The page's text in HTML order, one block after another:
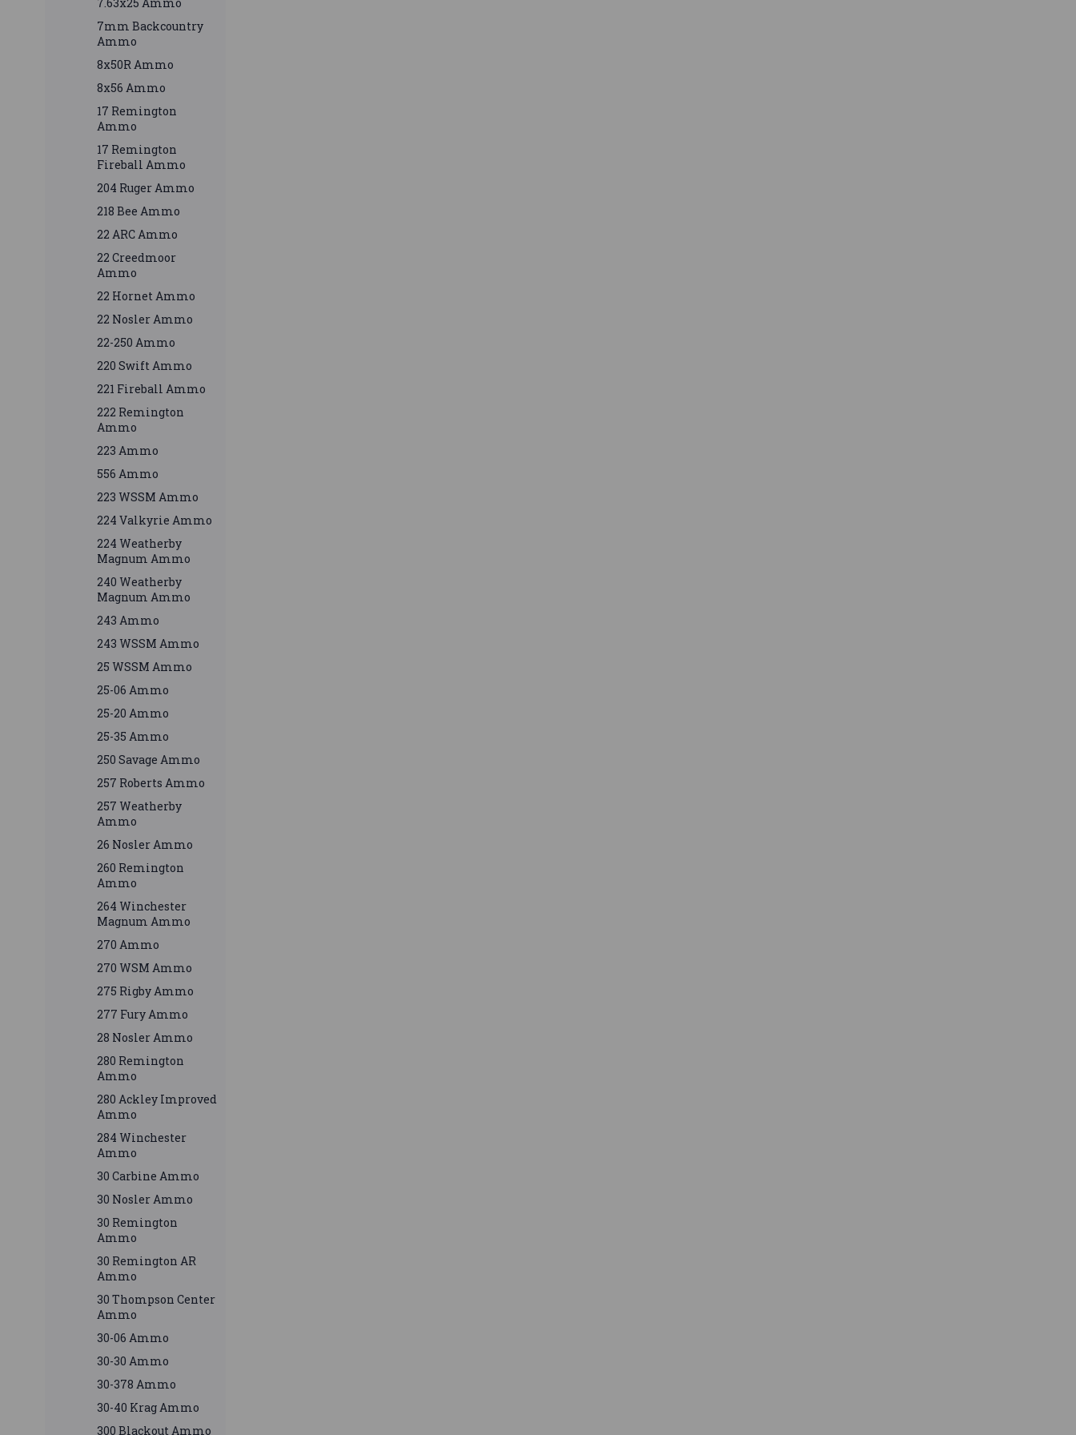
7.63x25 Ammo
7mm Backcountry
Ammo
8x50R Ammo
8x56 Ammo
17 Remington
Ammo
17 Remington
Fireball Ammo
204 Ruger Ammo
218 Bee Ammo
22 ARC Ammo
22 Creedmoor
Ammo
22 Hornet Ammo
22 Nosler Ammo
22-250 Ammo
220 Swift Ammo
221 Fireball Ammo
222 Remington
Ammo
223 Ammo
556 Ammo
223 WSSM Ammo
224 Valkyrie Ammo
224 Weatherby
Magnum Ammo
240 Weatherby
Magnum Ammo
243 Ammo
243 WSSM Ammo
25 WSSM Ammo
25-06 Ammo
25-20 Ammo
25-35 Ammo
250 Savage Ammo
257 Roberts Ammo
257 Weatherby
Ammo
26 Nosler Ammo
260 Remington
Ammo
264 Winchester
Magnum Ammo
270 Ammo
270 WSM Ammo
275 Rigby Ammo
277 Fury Ammo
28 Nosler Ammo
280 Remington
Ammo
280 Ackley Improved
Ammo
284 Winchester
Ammo
30 Carbine Ammo
30 Nosler Ammo
30 Remington
Ammo
30 Remington AR
Ammo
30 Thompson Center
Ammo
30-06 Ammo
30-30 Ammo
30-378 Ammo
30-40 Krag Ammo
300 Blackout Ammo